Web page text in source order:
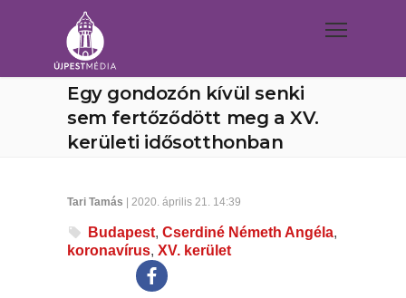
Egy gondozón kívül senki
sem fertőződött meg a XV.
kerületi idősotthonban
Tari Tamás | 2020. április 21. 14:39
Budapest, Cserdiné Németh Angéla,
koronavírus, XV. kerület